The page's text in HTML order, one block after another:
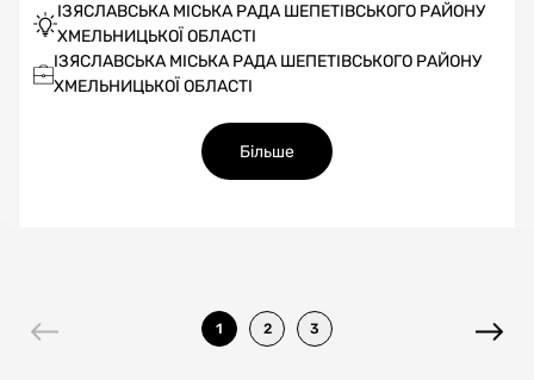
ІЗЯСЛАВСЬКА МІСЬКА РАДА ШЕПЕТІВСЬКОГО РАЙОНУ
ХМЕЛЬНИЦЬКОЇ ОБЛАСТІ
ІЗЯСЛАВСЬКА МІСЬКА РАДА ШЕПЕТІВСЬКОГО РАЙОНУ
ХМЕЛЬНИЦЬКОЇ ОБЛАСТІ
Більше
1 2 3